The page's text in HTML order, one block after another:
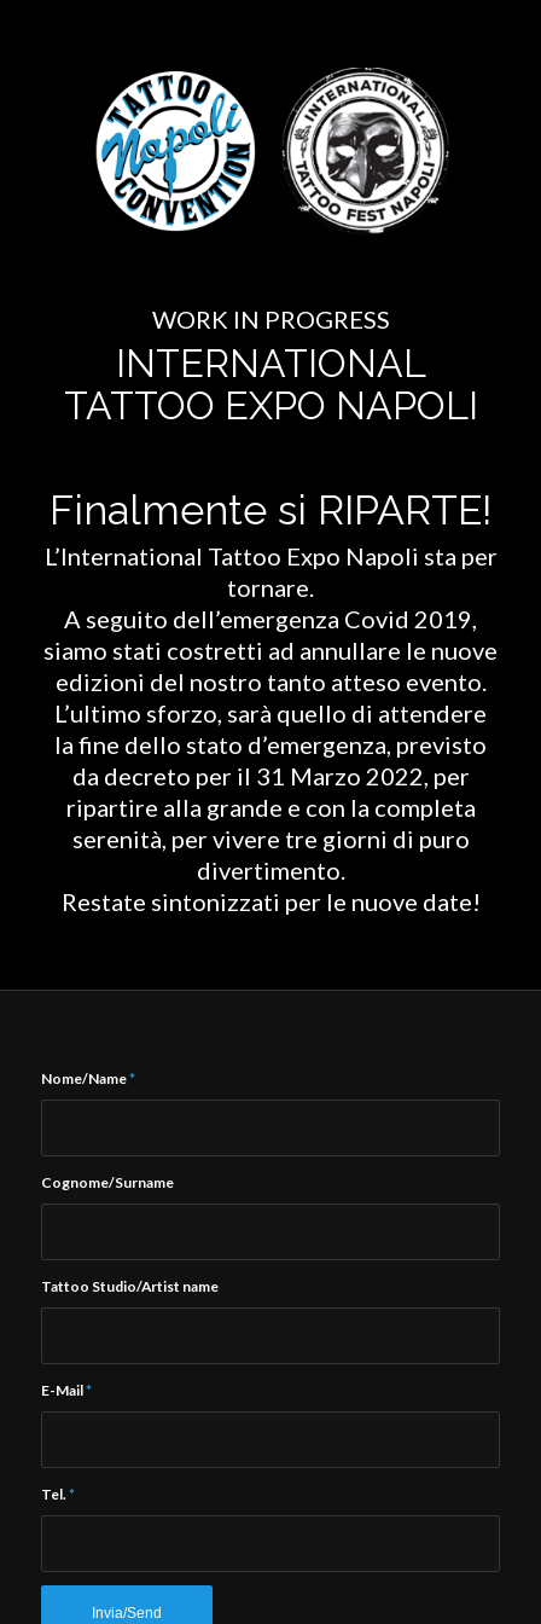
WORK IN PROGRESS
INTERNATIONAL
TATTOO EXPO NAPOLI
Finalmente si RIPARTE!
L’International Tattoo Expo Napoli sta per
tornare.
A seguito dell’emergenza Covid 2019,
siamo stati costretti ad annullare le nuove
edizioni del nostro tanto atteso evento.
L’ultimo sforzo, sarà quello di attendere
la fine dello stato d’emergenza, previsto
da decreto per il 31 Marzo 2022, per
ripartire alla grande e con la completa
serenità, per vivere tre giorni di puro
divertimento.
Restate sintonizzati per le nuove date!
Nome/Name*
Cognome/Surname
Tattoo Studio/Artist name
E-Mail*
Tel.*